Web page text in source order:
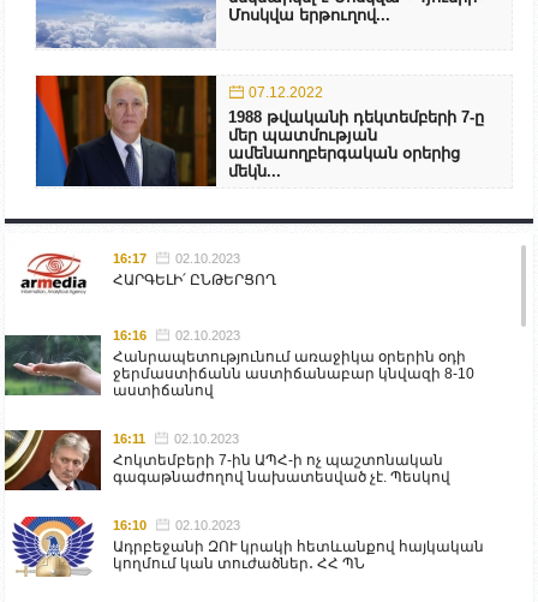
Մոսկվա երթուղով...
07.12.2022
1988 թվականի դեկտեմբերի 7-ը
մեր պատմության
ամենաողբերգական օրերից
մեկն...
16:17 02.10.2023
ՀԱՐԳԵԼԻ՛ ԸՆԹԵՐՑՈՂ
16:16 02.10.2023
Հանրապետությունում առաջիկա օրերին օդի
ջերմաստիճանն աստիճանաբար կնվազի 8-10
աստիճանով
16:11 02.10.2023
Հոկտեմբերի 7-ին ԱՊՀ-ի ոչ պաշտոնական
գագաթնաժողով նախատեսված չէ. Պեսկով
16:10 02.10.2023
Ադրբեջանի ԶՈՒ կրակի հետևանքով հայկական
կողմում կան տուժածներ․ ՀՀ ՊՆ